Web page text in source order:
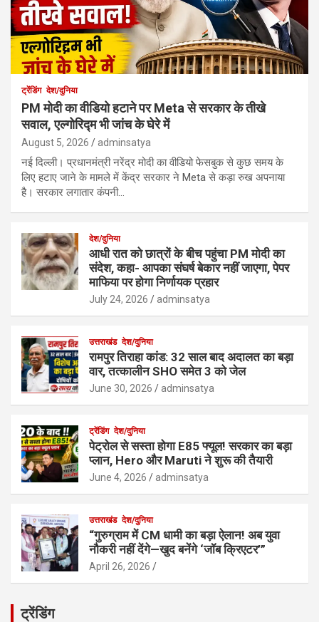
ट्रेंडिंग देश/दुनिया
PM मोदी का वीडियो हटाने पर Meta से सरकार के तीखे
सवाल, एल्गोरिद्म भी जांच के घेरे में
August 5, 2026 adminsatya
नई दिल्ली। प्रधानमंत्री नरेंद्र मोदी का वीडियो फेसबुक से कुछ समय के
लिए हटाए जाने के मामले में केंद्र सरकार ने Meta से कड़ा रुख अपनाया
है। सरकार लगातार कंपनी…
देश/दुनिया
आधी रात को छात्रों के बीच पहुंचा PM मोदी का
संदेश, कहा- आपका संघर्ष बेकार नहीं जाएगा, पेपर
माफिया पर होगा निर्णायक प्रहार
July 24, 2026 adminsatya
उत्तराखंड देश/दुनिया
रामपुर तिराहा कांड: 32 साल बाद अदालत का बड़ा
वार, तत्कालीन SHO समेत 3 को जेल
June 30, 2026 adminsatya
ट्रेंडिंग देश/दुनिया
पेट्रोल से सस्ता होगा E85 फ्यूल! सरकार का बड़ा
प्लान, Hero और Maruti ने शुरू की तैयारी
June 4, 2026 adminsatya
उत्तराखंड देश/दुनिया
“गुरुग्राम में CM धामी का बड़ा ऐलान! अब युवा
नौकरी नहीं देंगे—खुद बनेंगे ‘जॉब क्रिएटर’”
April 26, 2026
ट्रेंडिंग